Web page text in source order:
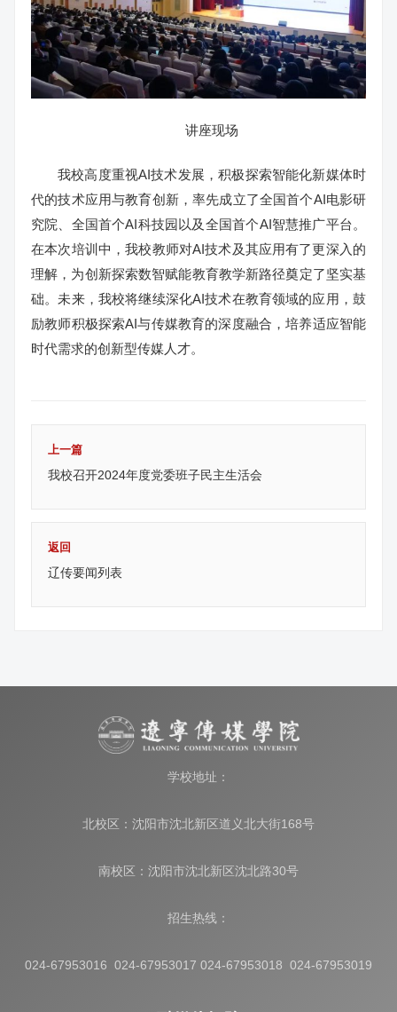
讲座现场
我校高度重视AI技术发展，积极探索智能化新媒体时
代的技术应用与教育创新，率先成立了全国首个AI电影研
究院、全国首个AI科技园以及全国首个AI智慧推广平台。
在本次培训中，我校教师对AI技术及其应用有了更深入的
理解，为创新探索数智赋能教育教学新路径奠定了坚实基
础。未来，我校将继续深化AI技术在教育领域的应用，鼓
励教师积极探索AI与传媒教育的深度融合，培养适应智能
时代需求的创新型传媒人才。
上一篇
我校召开2024年度党委班子民主生活会
返回
辽传要闻列表
学校地址：
北校区：沈阳市沈北新区道义北大街168号
南校区：沈阳市沈北新区沈北路30号
招生热线：
024-67953016 024-67953017 024-67953018 024-67953019